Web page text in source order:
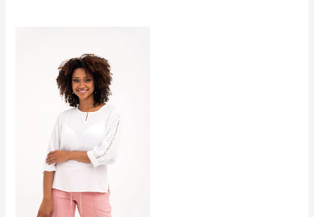
precios:
desde
$39.900
hasta
$79.900